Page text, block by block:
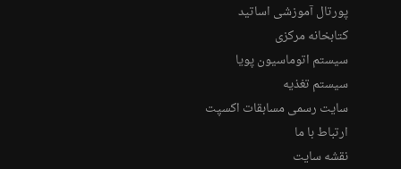
پورتال آموزشی اساتید
کتابخانه مرکزی
سیستم اتوماسیون پویا
سیستم تغذیه
سایت رسمی مسابقات اکسپت
ارتباط با ما
نقشه سایت